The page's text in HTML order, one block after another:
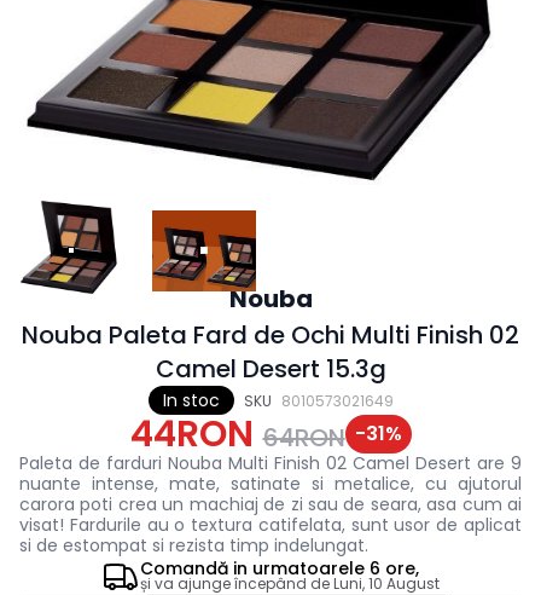
In stoc SKU 8010573021649
Nouba
Nouba Paleta Fard de Ochi Multi Finish 02
Camel Desert 15.3g
44RON 64RON -31%
Paleta de farduri Nouba Multi Finish 02 Camel Desert are 9
nuante intense, mate, satinate si metalice, cu ajutorul
carora poti crea un machiaj de zi sau de seara, asa cum ai
visat! Fardurile au o textura catifelata, sunt usor de aplicat
si de estompat si rezista timp indelungat.
Comandă in urmatoarele 6 ore,
și va ajunge începând deLuni, 10 August